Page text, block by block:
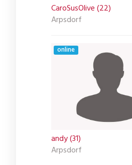
CaroSusOlive (22)
Arpsdorf
online
andy (31)
Arpsdorf